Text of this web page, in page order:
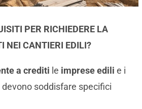
PER RICHIEDERE LA
NEI CANTIERI EDILI?
a crediti le imprese edili e i
soddisfare specifici